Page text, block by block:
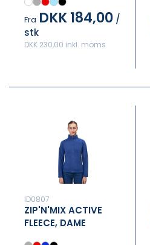
Fra DKK 184,00 /
stk
DKK 230,00 inkl. moms
ID0807
ZIP'N'MIX ACTIVE
FLEECE, DAME